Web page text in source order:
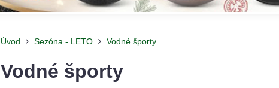
Úvod Sezóna - LETO Vodné športy
Vodné športy